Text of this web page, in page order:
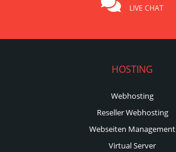
LIVE CHAT
HOSTING
Webhosting
Reseller Webhosting
Webseiten Management
Virtual Server